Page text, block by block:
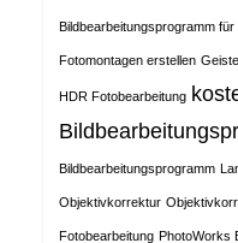
Bildbearbeitungsprogramm für
Fotomontagen erstellen
HDR Fotobearbeitung
Bildbearbeitungsprogramm
Objektivkorrektur
Fotobearbeitung PhotoWorks